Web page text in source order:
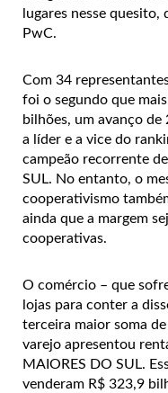
lugares nesse
PwC.
Com 34
foi o segundo que
bilhões, um avanço de
a líder e a vice do
campeão recorrente
SUL. No entanto, o
cooperativismo
ainda que a margem
cooperativas.
O comércio – que
lojas para conter a
terceira maior soma
varejo apresentou
MAIORES DO SUL.
venderam R$ 323,9